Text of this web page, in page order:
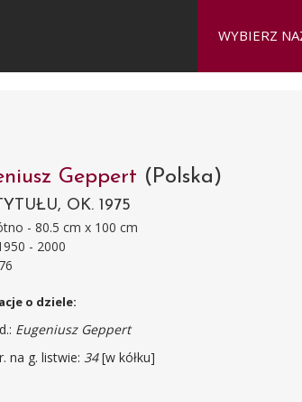
Geppert (Polska)
OK. 1975
- 80.5 cm x 100 cm
- 2000
o dziele:
Eugeniusz Geppert
na g. listwie:34[w kółku]